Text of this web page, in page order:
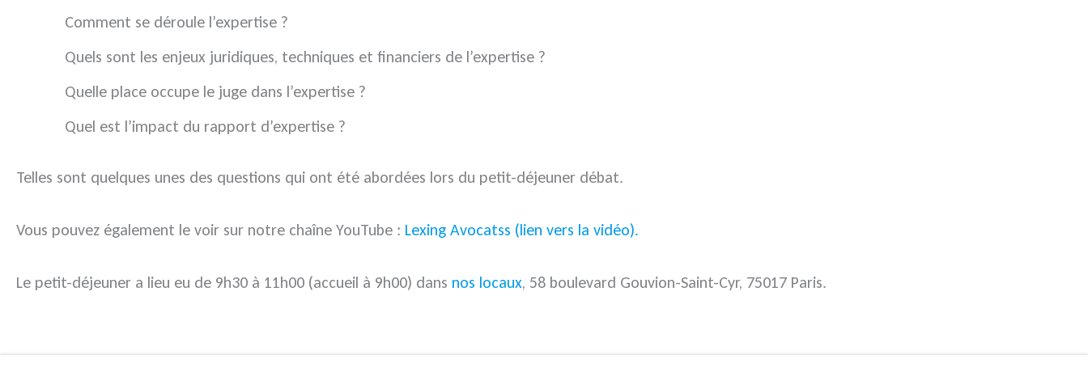
Comment se déroule l’expertise ?
Quels sont les enjeux juridiques, techniques et financiers de l’expertise ?
Quelle place occupe le juge dans l’expertise ?
Quel est l’impact du rapport d’expertise ?
Telles sont quelques unes des questions qui ont été abordées lors du petit-déjeuner débat.
Vous pouvez également le voir sur notre chaîne YouTube : Lexing Avocatss (lien vers la vidéo).
Le petit-déjeuner a lieu eu de 9h30 à 11h00 (accueil à 9h00) dans nos locaux, 58 boulevard Gouvion-Saint-Cyr, 75017 Paris.